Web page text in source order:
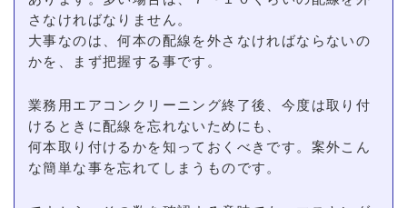
さなければなりません。
大事なのは、何本の配線を外さなければならないの
かを、まず把握する事です。
業務用エアコンクリーニング終了後、今度は取り付
けるときに配線を忘れないためにも、
何本取り付けるかを知っておくべきです。案外こん
な簡単な事を忘れてしまうものです。